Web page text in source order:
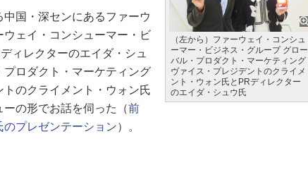
（左から）ファーウェイ・コンシュ
ーマー・ビジネス・グループ グロー
バル・プロダクト・マーケティング
ヴァイス・プレジデントのクライメ
ント・ウォン氏とPRディレクター
のエイダ・シュウ氏
国・深センにあるファーウ
ウェイ・コンシューマー・ビ
ィレクターのエイダ・シュ
プロダクト・マーケティング
トのクライメント・ウォン氏
の形でお話を伺った（前
プレゼンテーション）。